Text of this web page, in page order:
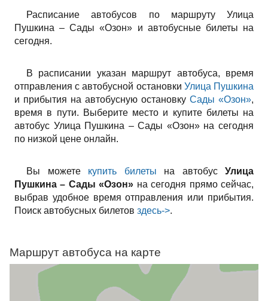
Расписание автобусов по маршруту Улица
Пушкина – Сады «Озон» и автобусные билеты на
сегодня.
В расписании указан маршрут автобуса, время
отправления с автобусной остановки Улица Пушкина
и прибытия на автобусную остановку Сады «Озон»,
время в пути. Выберите место и купите билеты на
автобус Улица Пушкина – Сады «Озон» на сегодня
по низкой цене онлайн.
Вы можете купить билеты на автобус Улица
Пушкина – Сады «Озон» на сегодня прямо сейчас,
выбрав удобное время отправления или прибытия.
Поиск автобусных билетов здесь->.
Маршрут автобуса на карте